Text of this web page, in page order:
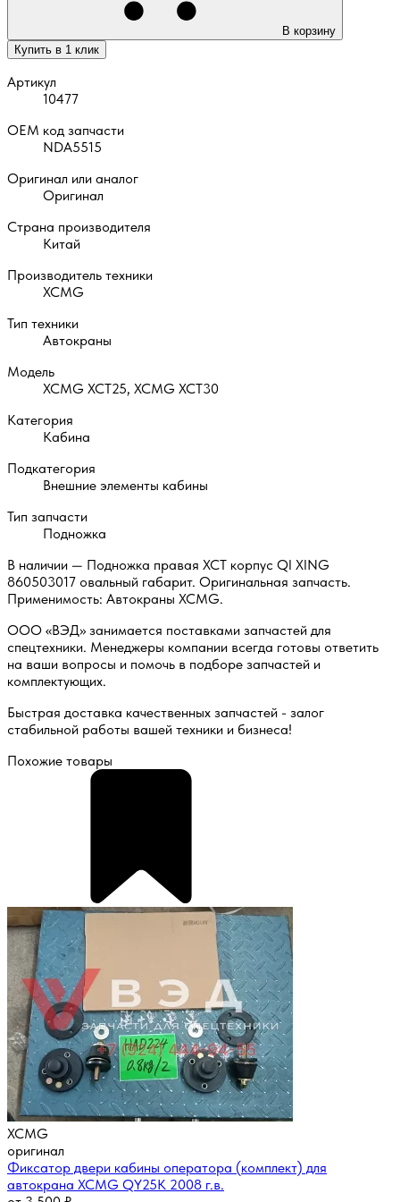
В корзину
Купить в 1 клик
Артикул
10477
OEM код запчасти
NDA5515
Оригинал или аналог
Оригинал
Страна производителя
Китай
Производитель техники
XCMG
Тип техники
Автокраны
Модель
XCMG XCT25, XCMG XCT30
Категория
Кабина
Подкатегория
Внешние элементы кабины
Тип запчасти
Подножка
В наличии — Подножка правая XCT корпус QI XING
860503017 овальный габарит. Оригинальная запчасть.
Применимость: Автокраны XCMG.
ООО «ВЭД» занимается поставками запчастей для
спецтехники. Менеджеры компании всегда готовы ответить
на ваши вопросы и помочь в подборе запчастей и
комплектующих.
Быстрая доставка качественных запчастей - залог
стабильной работы вашей техники и бизнеса!
Похожие товары
XCMG
оригинал
Фиксатор двери кабины оператора (комплект) для
автокрана XCMG QY25K 2008 г.в.